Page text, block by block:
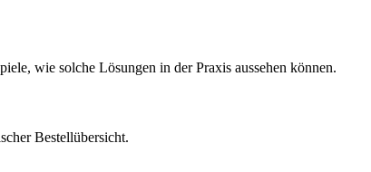
wie solche Lösungen in der Praxis aussehen können.
Bestell­übersicht.